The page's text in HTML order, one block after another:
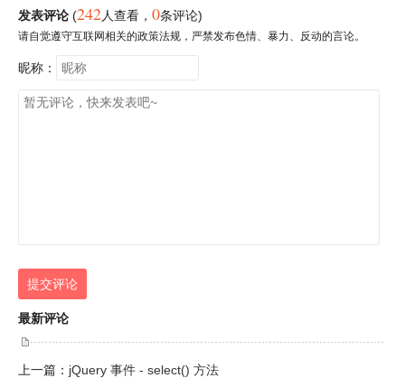
发表评论 (242人查看 ， 0条评论)
请自觉遵守互联网相关的政策法规，严禁发布色情、暴力、反动的言论。
昵称：
提交评论
最新评论
上一篇： jQuery 事件 - select() 方法